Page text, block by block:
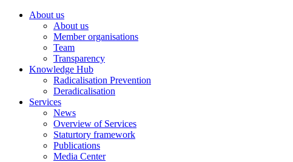
About us
About us
Member organisations
Team
Transparency
Knowledge Hub
Radicalisation Prevention
Deradicalisation
Services
News
Overview of Services
Staturtory framework
Publications
Media Center